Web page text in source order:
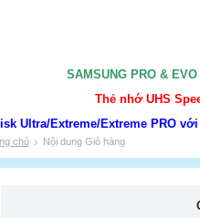
SAMSUNG PRO &
Thẻ nhớ UHS
Ultra/Extreme/Extreme PRO
chủ Nội dung Giỏ hàng